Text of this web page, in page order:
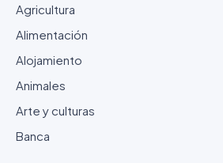
Agricultura
Alimentación
Alojamiento
Animales
Arte y culturas
Banca